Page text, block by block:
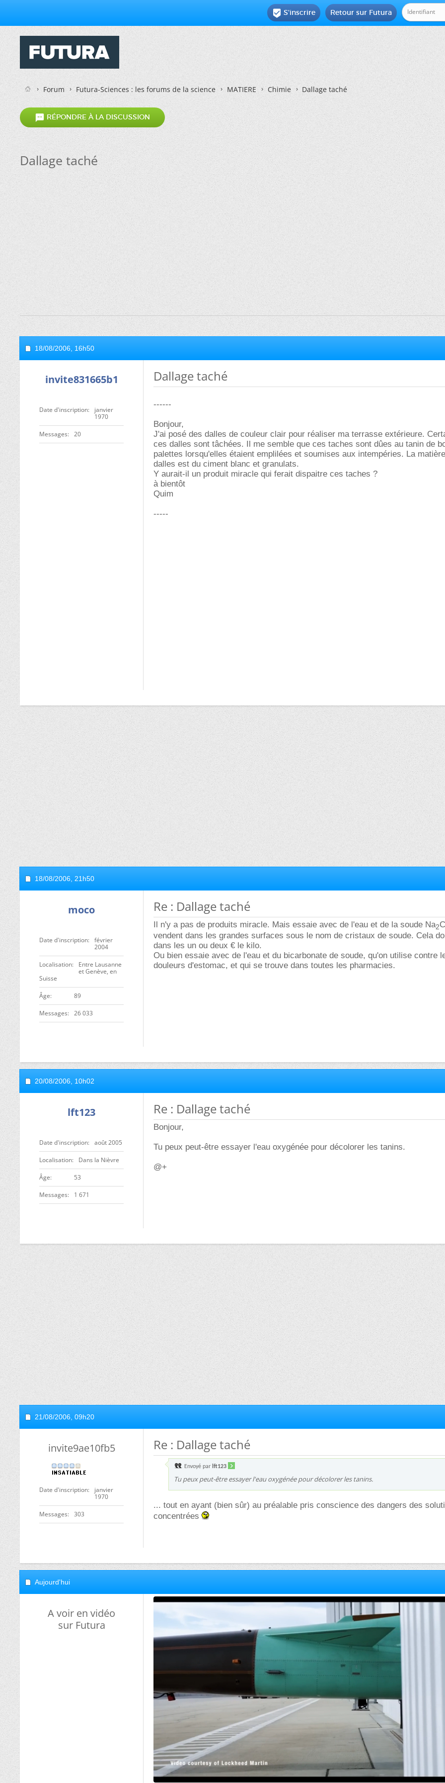
Retour sur Futura
 S'inscrire
Forum Futura-Sciences : les forums de la science MATIERE Chimie Dallage taché
 RÉPONDRE À LA DISCUSSION
Dallage taché
18/08/2006, 16h50
invite831665b1
Date d'inscription
janvier
1970
Messages 20
Dallage taché
------
Bonjour,
J'ai posé des dalles de couleur clair pour réaliser ma terrasse extérieure.
ces dalles sont tâchées. Il me semble que ces taches sont dûes au tanin de
palettes lorsqu'elles étaient emplilées et soumises aux intempéries. La
dalles est du ciment blanc et granulats.
Y aurait-il un produit miracle qui ferait dispaitre ces taches ?
à bientôt
Quim
-----
18/08/2006, 21h50
moco
Date d'inscription
février
2004
Localisation
Entre Lausanne
et Genève, en
Suisse
ge 89
Messages 26 033
Re : Dallage taché
Il n'y a pas de produits miracle. Mais essaie avec de l'eau et de la soude Na2
vendent dans les grandes surfaces sous le nom de cristaux de soude. Cela
dans les un ou deux € le kilo.
Ou bien essaie avec de l'eau et du bicarbonate de soude, qu'on utilise contre
douleurs d'estomac, et qui se trouve dans toutes les pharmacies.
20/08/2006, 10h02
lft123
Date d'inscription août 2005
Localisation Dans la Nièvre
ge 53
Messages 1 671
Re : Dallage taché
Bonjour,
Tu peux peut-être essayer l'eau oxygénée pour décolorer les tanins.
@+
21/08/2006, 09h20
invite9ae10fb5
Date d'inscription
janvier
1970
Messages 303
Re : Dallage taché
Envoyé par lft123
Tu peux peut-être essayer l'eau oxygénée pour décolorer les tanins.
... tout en ayant (bien sûr) au préalable pris conscience des dangers des
concentrées
Aujourd'hui
A voir en vidéo
sur Futura